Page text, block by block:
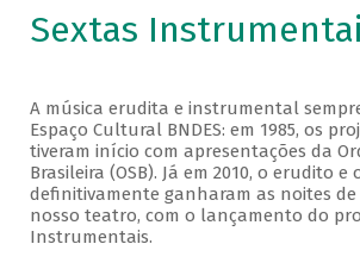
Sextas
A música erudita e instrumental
Espaço Cultural BNDES: em 1985, os
tiveram início com apresentações da
Brasileira (OSB). Já em 2010, o erudito
definitivamente ganharam as noites
nosso teatro, com o lançamento do
Instrumentais.